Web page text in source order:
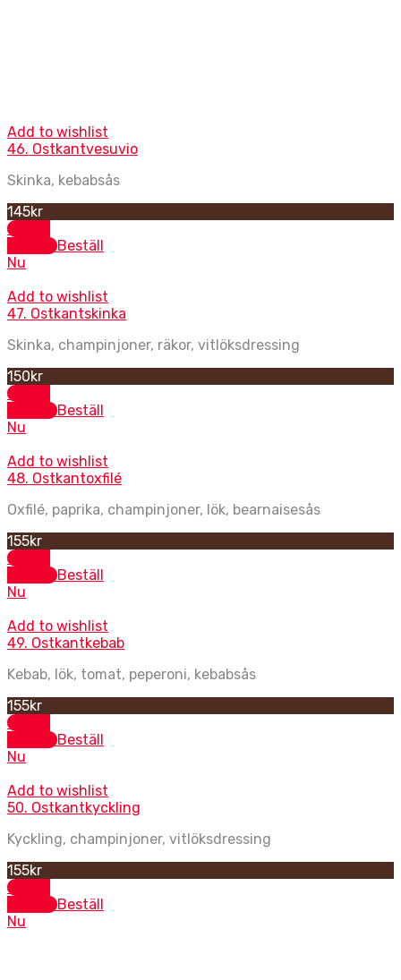
Add to wishlist
46. Ostkantvesuvio
Skinka, kebabsås
145kr
Select
optionsBeställ
Nu
Add to wishlist
47. Ostkantskinka
Skinka, champinjoner, räkor, vitlöksdressing
150kr
Select
optionsBeställ
Nu
Add to wishlist
48. Ostkantoxfilé
Oxfilé, paprika, champinjoner, lök, bearnaisesås
155kr
Select
optionsBeställ
Nu
Add to wishlist
49. Ostkantkebab
Kebab, lök, tomat, peperoni, kebabsås
155kr
Select
optionsBeställ
Nu
Add to wishlist
50. Ostkantkyckling
Kyckling, champinjoner, vitlöksdressing
155kr
Select
optionsBeställ
Nu